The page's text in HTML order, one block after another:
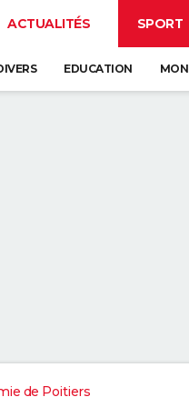
ACTUALITÉS SPORT
EDUCATION
de Poitiers